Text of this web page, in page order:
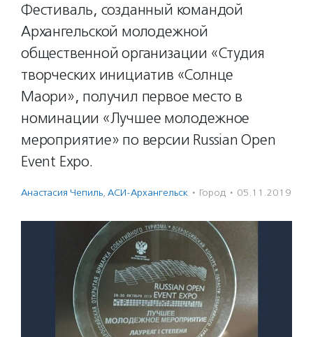
Фестиваль, созданный командой
Архангельской молодежной
общественной организации «Студия
творческих инициатив «Солнце
Маори», получил первое место в
номинации «Лучшее молодежное
мероприятие» по версии Russian Open
Event Expo.
Анастасия Чепиль, АСИ-Архангельск · Город · 05.11.2019